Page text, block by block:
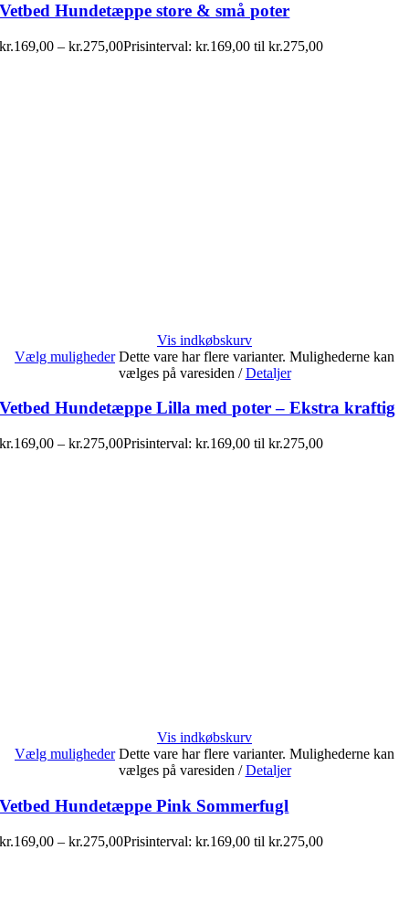
Vetbed Hundetæppe store & små poter
kr.169,00 – kr.275,00Prisinterval: kr.169,00 til kr.275,00
Vis indkøbskurv
Vælg muligheder Dette vare har flere varianter. Mulighederne kan
vælges på varesiden / Detaljer
Vetbed Hundetæppe Lilla med poter – Ekstra kraftig
kr.169,00 – kr.275,00Prisinterval: kr.169,00 til kr.275,00
Vis indkøbskurv
Vælg muligheder Dette vare har flere varianter. Mulighederne kan
vælges på varesiden / Detaljer
Vetbed Hundetæppe Pink Sommerfugl
kr.169,00 – kr.275,00Prisinterval: kr.169,00 til kr.275,00